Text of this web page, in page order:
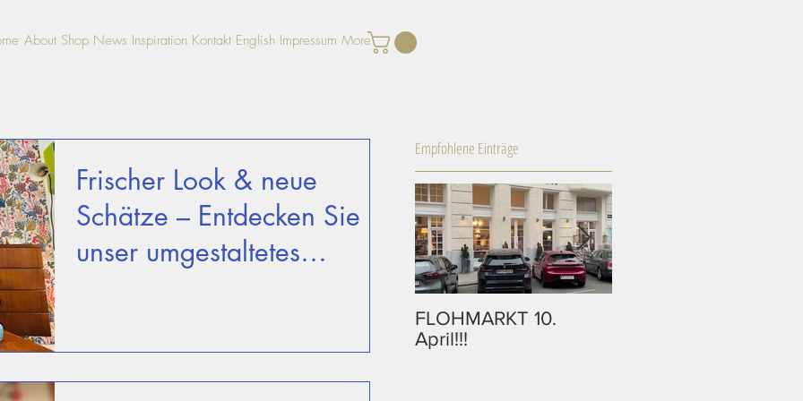
About Shop News Inspiration Kontakt English Impressum More
Frischer Look & neue
Schätze – Entdecken Sie
unser umgestaltetes
Empfohlene Einträge
FLOHMARKT 10.
April!!!